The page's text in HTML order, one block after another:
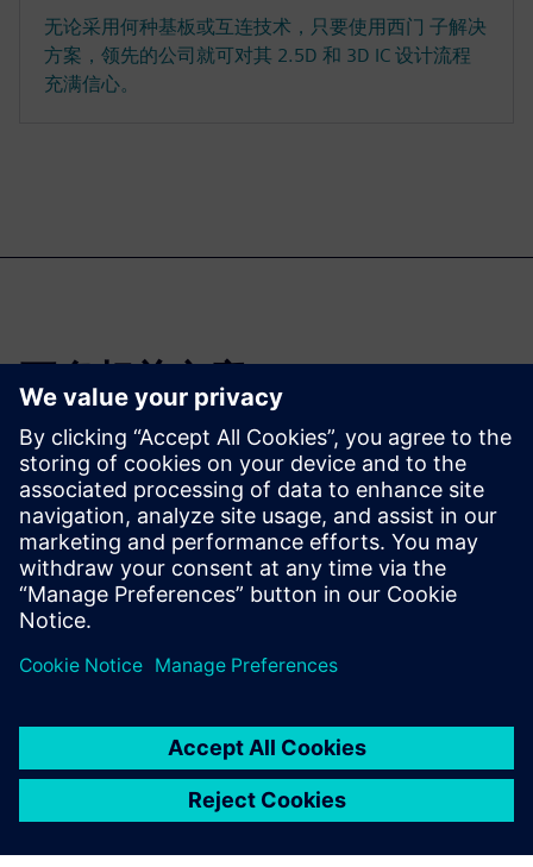
无论采用何种基板或互连技术，只要使用西门 子解决
方案，领先的公司就可对其 2.5D 和 3D IC 设计流程
充满信心。
更多相关文章......
3D IC Resource
Library
Visit the 3D IC page to check
out more resources